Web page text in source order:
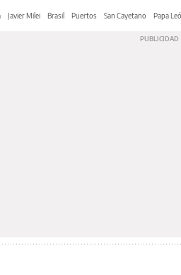
Javier Milei Brasil Puertos San Cayetano Papa